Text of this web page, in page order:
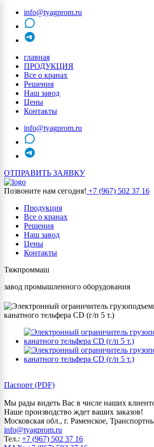
info@tyagprom.ru
главная
ПРОДУКЦИЯ
Все о кранах
Решения
Наш завод
Цены
Контакты
info@tyagprom.ru
ОТПРАВИТЬ ЗАЯВКУ
Позвоните нам сегодня! +7 (967) 502 37 16
Продукция
Все о кранах
Решения
Наш завод
Цены
Контакты
Тяжпроммаш
завод промышленного оборудования
Паспорт (PDF)
Мы рады видеть Вас в числе наших
Наше производство ждет ваших заказов!
Московская обл., г. Раменское,
info@tyagprom.ru
Тел.: +7 (967) 502 37 16